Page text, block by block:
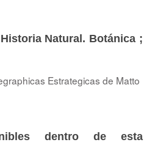
Natural. Botánica ;
Estrategicas de Matto
dentro de esta